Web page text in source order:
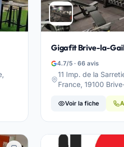
Gigafit Brive-la-
4.7/5 · 66 avis
11 Imp. de la
France, 19100
Voir la fiche